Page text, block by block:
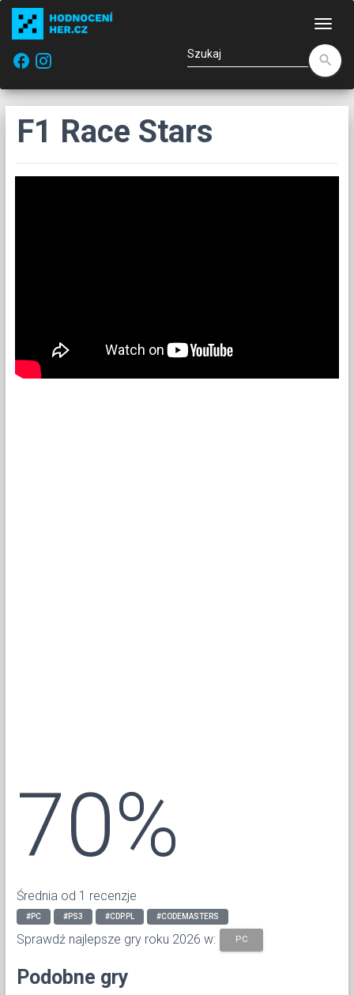
facebook
search
F1 Race Stars
70%
Średnia od 1 recenzje
#PC #PS3 #CDP.PL #CODEMASTERS
Sprawdź najlepsze gry roku 2026 w: PC
Podobne gry